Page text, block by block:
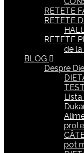
RETETE
RETETE
RETETE
de la
BLOG
Despre
Lista
pot